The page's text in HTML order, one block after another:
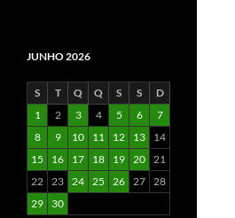
JUNHO 2026
S T Q Q S S
D
1
2 3 4 5 6
7
8
9 10 11 12 13
14
15
16 17 18 19 20 21
22 23 24 25 26 27 28
29
30